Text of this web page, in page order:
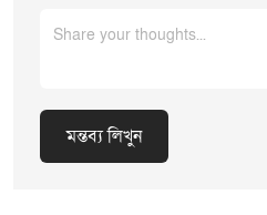
মন্তব্য লিখুন